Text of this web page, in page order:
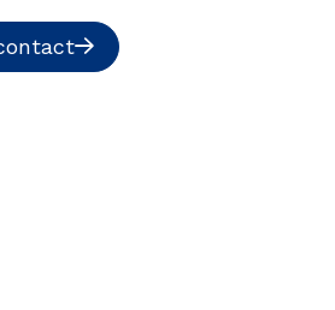
forte d’écoconception.
nécessaires à
ci sollicitera très peu